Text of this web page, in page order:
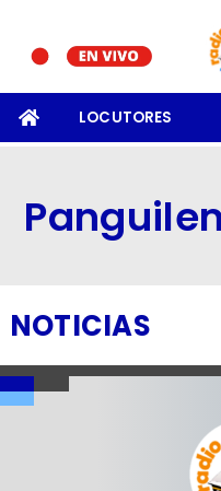
LOCUTORES
NOTICIAS